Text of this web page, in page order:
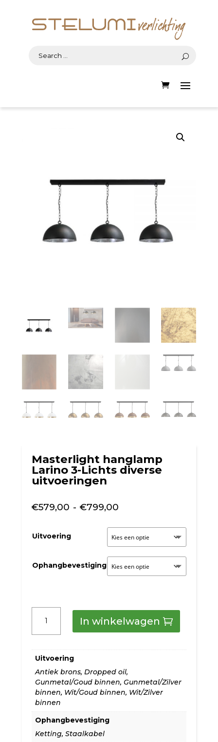
Masterlight hanglamp
Larino 3-Lichts diverse
uitvoeringen
€579,00 - €799,00Prijsklasse:
tot
€799,00
Uitvoering
Ophangbevestiging
Larino
Lichts
diverse
uitvoeringen
aantal
In winkelwagen
Uitvoering
Antiek brons, Dropped oil,
Gunmetal/Goud binnen, Gunmetal/Zilver
binnen, Wit/Goud binnen, Wit/Zilver
binnen
Ophangbevestiging
Ketting, Staalkabel